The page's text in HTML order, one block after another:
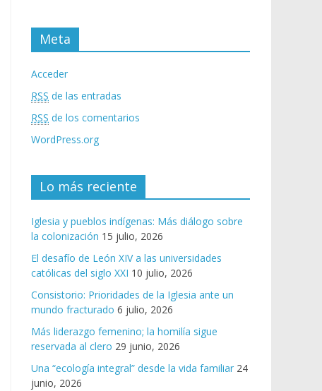
Meta
Acceder
RSS de las entradas
RSS de los comentarios
WordPress.org
Lo más reciente
Iglesia y pueblos indígenas: Más diálogo sobre
la colonización 15 julio, 2026
El desafío de León XIV a las universidades
católicas del siglo XXI 10 julio, 2026
Consistorio: Prioridades de la Iglesia ante un
mundo fracturado 6 julio, 2026
Más liderazgo femenino; la homilía sigue
reservada al clero 29 junio, 2026
Una “ecología integral” desde la vida familiar 24
junio, 2026